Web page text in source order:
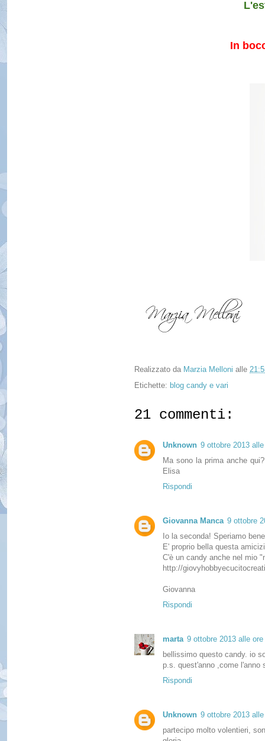
In
Realizzato da Marzia Melloni alle
Etichette: blog candy e vari
21 commenti:
Unknown 9 ottobre 2013
Ma sono la prima anche
Elisa
Rispondi
Giovanna Manca 9 ottobre
Io la seconda! Speriamo
E' proprio bella questa
C'è un candy anche nel mio
http://
Giovanna
Rispondi
marta 9 ottobre 2013 alle
bellissimo questo candy. io
p.s. quest'anno ,come l'anno
Rispondi
Unknown 9 ottobre 2013
partecipo molto volentieri,